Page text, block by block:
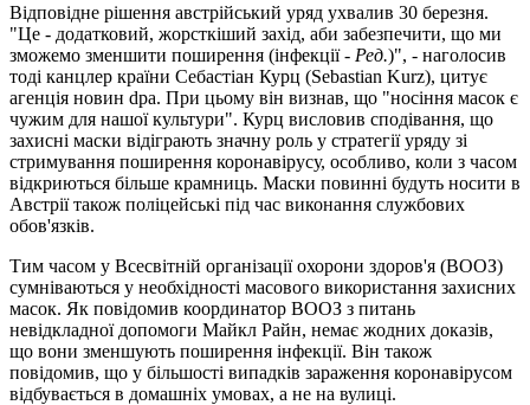
Відповідне рішення австрійський уряд ухвалив 30 березня.
"Це - додатковий, жорсткіший захід, аби забезпечити, що ми
зможемо зменшити поширення (інфекції - Ред.)", - наголосив
тоді канцлер країни Себастіан Курц (Sebastian Kurz), цитує
агенція новин dpa. При цьому він визнав, що "носіння масок є
чужим для нашої культури". Курц висловив сподівання, що
захисні маски відіграють значну роль у стратегії уряду зі
стримування поширення коронавірусу, особливо, коли з часом
відкриються більше крамниць. Маски повинні будуть носити в
Австрії також поліцейські під час виконання службових
обов'язків.
Тим часом у Всесвітній організації охорони здоров'я (ВООЗ)
сумніваються у необхідності масового використання захисних
масок. Як повідомив координатор ВООЗ з питань
невідкладної допомоги Майкл Райн, немає жодних доказів,
що вони зменшують поширення інфекції. Він також
повідомив, що у більшості випадків зараження коронавірусом
відбувається в домашніх умовах, а не на вулиці.